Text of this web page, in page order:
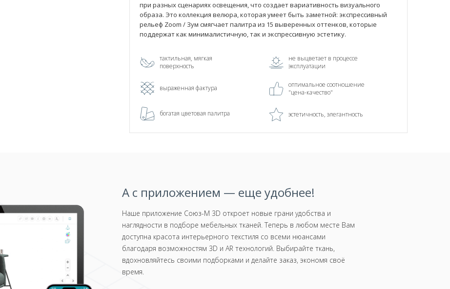
при разных сценариях освещения, что создает вариативность визуального
образа. Это коллекция велюра, которая умеет быть заметной: экспрессивный
рельеф Zoom / Зум смягчает палитра из 15 выверенных оттенков, которые
поддержат как минималистичную, так и экспрессивную эстетику.
тактильная, мягкая
поверхность
выраженная фактура
богатая цветовая палитра
не выцветает в процессе
эксплуатации
оптимальное соотношение
"цена-качество"
эстетичность, элегантность
А с приложением — еще удобнее!
Наше приложение Союз-М 3D откроет новые грани удобства и
наглядности в подборе мебельных тканей. Теперь в любом месте Вам
доступна красота интерьерного текстиля со всеми нюансами
благодаря возможностям 3D и AR технологий. Выбирайте ткань,
вдохновляйтесь своими подборками и делайте заказ, экономя своё
время.